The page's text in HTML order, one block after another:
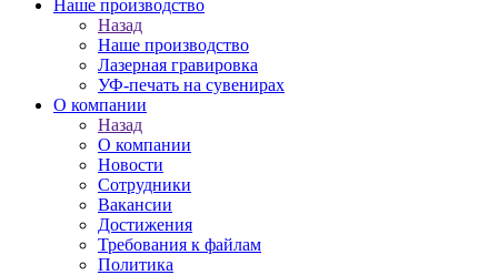
Наше производство
Назад
Наше производство
Лазерная гравировка
УФ-печать на сувенирах
О компании
Назад
О компании
Новости
Сотрудники
Вакансии
Достижения
Требования к файлам
Политика